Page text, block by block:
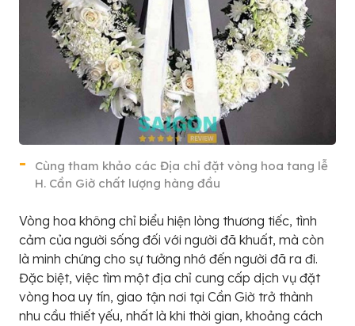
Cùng tham khảo các Địa chỉ đặt vòng hoa tang lễ
H. Cần Giờ chất lượng hàng đầu
Vòng hoa không chỉ biểu hiện lòng thương tiếc, tình
cảm của người sống đối với người đã khuất, mà còn
là minh chứng cho sự tưởng nhớ đến người đã ra đi.
Đặc biệt, việc tìm một địa chỉ cung cấp dịch vụ đặt
vòng hoa uy tín, giao tận nơi tại Cần Giờ trở thành
nhu cầu thiết yếu, nhất là khi thời gian, khoảng cách